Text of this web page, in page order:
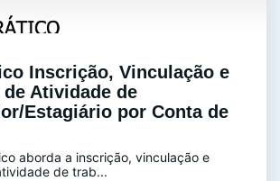
Inscrição, Vinculação e
de Atividade de
Estagiário por Conta de
aborda a inscrição, vinculação e
de trab...